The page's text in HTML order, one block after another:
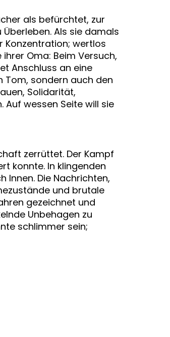
als befürchtet, zur
Als sie damals
Konzentration; wertlos
Oma: Beim Versuch,
Anschluss an eine
sondern auch den
Solidarität,
wessen Seite will sie
zerrüttet. Der Kampf
konnte. In klingenden
Innen. Die Nachrichten,
und brutale
gezeichnet und
Unbehagen zu
schlimmer sein;